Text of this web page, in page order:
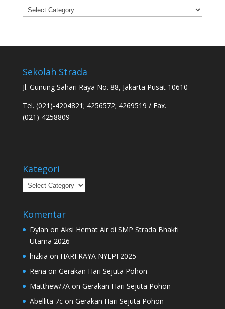
Categories
Sekolah Strada
Jl. Gunung Sahari Raya No. 88, Jakarta Pusat 10610
Tel. (021)-4204821; 4256572; 4269519 / Fax.
(021)-4258809
Kategori
Kategori
Komentar
Dylan on Aksi Hemat Air di SMP Strada Bhakti
Utama 2026
hizkia on HARI RAYA NYEPI 2025
Rena on Gerakan Hari Sejuta Pohon
Matthew/7Aon Gerakan Hari Sejuta Pohon
Abellita 7con Gerakan Hari Sejuta Pohon